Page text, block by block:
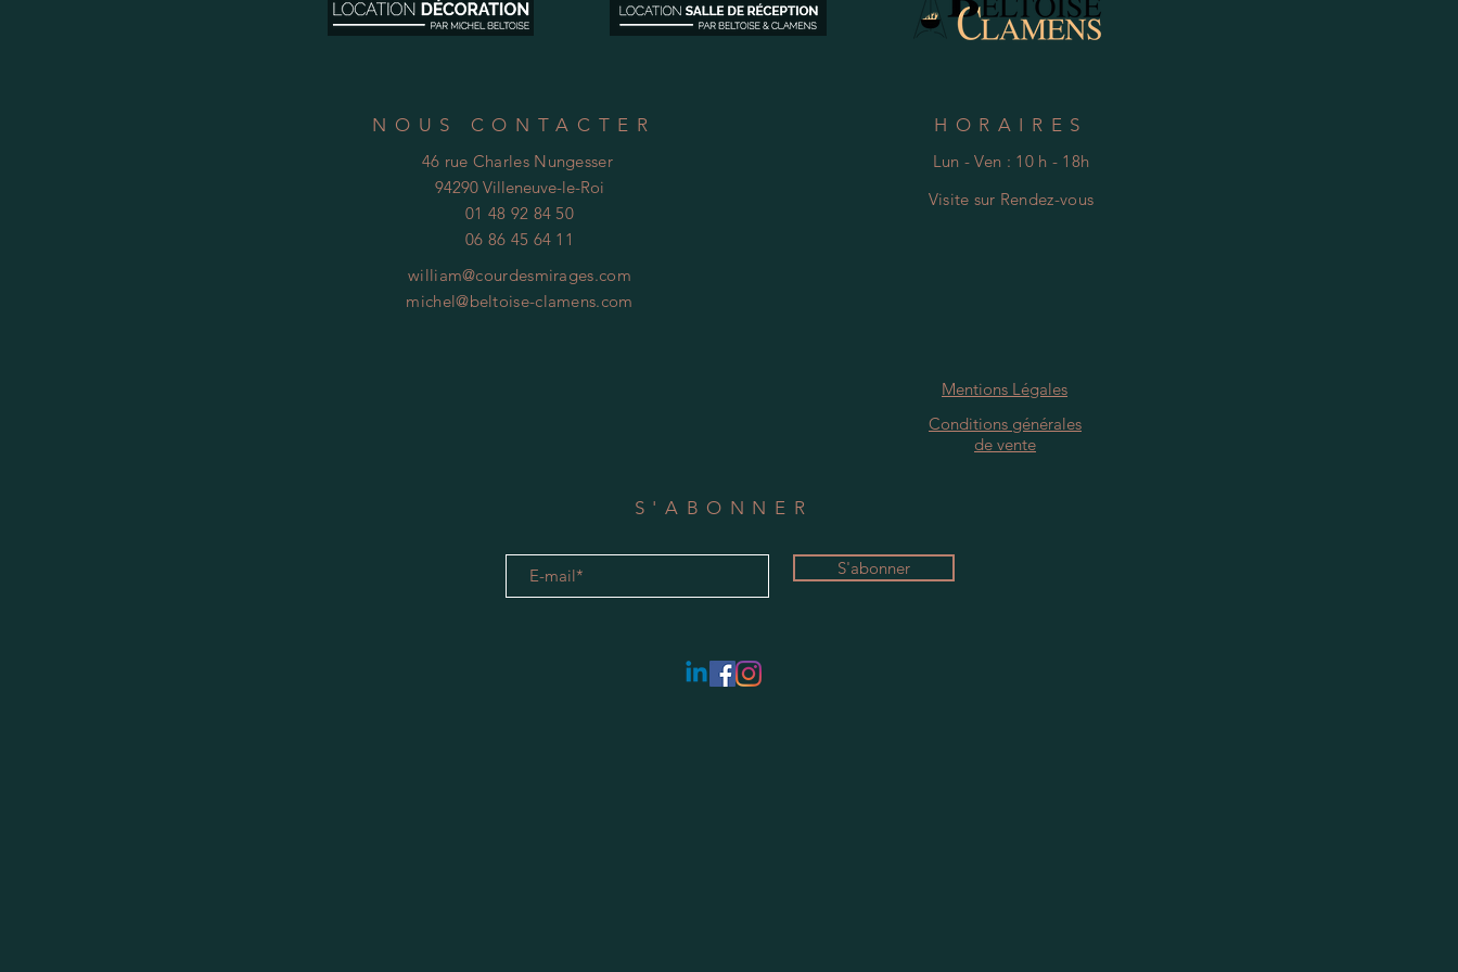
NOUS CONTACTER
46 rue Charles Nungesser
94290 Villeneuve-le-Roi
01 48 92 84 50
06 86 45 64 11
william@courdesmirages.com
michel@beltoise-clamens.com
HORAIRES
Lun - Ven : 10 h - 18h
Visite sur Rendez-vous
Mentions Légales
Conditions générales
de vente
S'ABONNER
S'abonner